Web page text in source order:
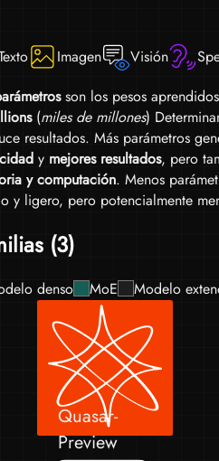
Imagen Visión
son los pesos
(miles de millones)
resultados. Más parámetros
y mejores resultados, pero
y computación. Menos
y ligero, pero potencialmente
(3)
denso MoE Modelo
Quasar-
Preview